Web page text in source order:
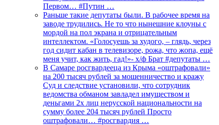
Первом… #Путин …
Раньше такие депутаты были. В рабочее время на
заводе трудились. Не то что нынешние клоуны с
мордой на пол экрана и отрицательным
интеллектом. «Голосуешь за худого, – глядь, через
год сидит кабан в телевизоре, рожа, что жопа, ещё
меня учит, как жить, гад!»- х/ф Брат #депутаты …
В Самаре росгвардееца из Крыма «оштрафовали»
на 200 тысяч рублей за мошенничество и кражу
Суд и следствие установили, что сотрудник
ведомства обманом завладел имуществом и
деньгами 2х лиц нерусской национальности на
сумму более 204 тысяч рублей Просто
оштрафовали… #росгвардия …